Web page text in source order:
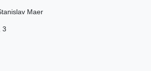
Maer
3